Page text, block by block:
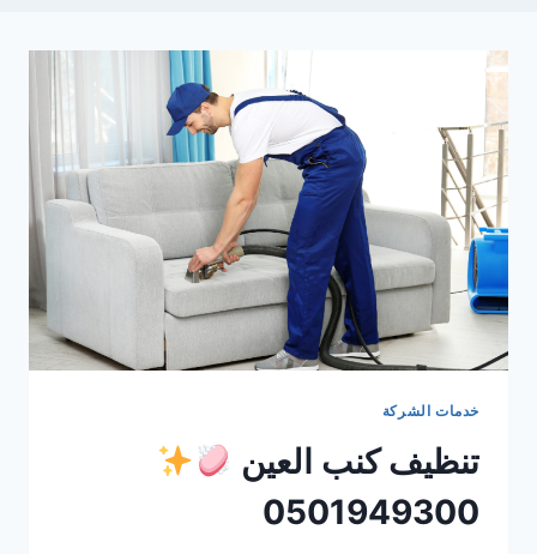
خدمات الشركة
تنظيف كنب العين
0501949300